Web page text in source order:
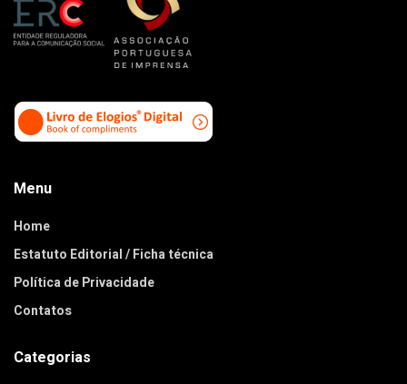
Menu
Home
Estatuto Editorial / Ficha técnica
Política de Privacidade
Contatos
Categorias